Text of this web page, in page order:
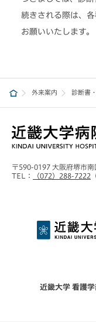
続きされる際は、
お願いいたします。
外来案内 診断書
〒590-0197 大阪府堺市
TEL：
（072）288-7222
近畿大学 看護学